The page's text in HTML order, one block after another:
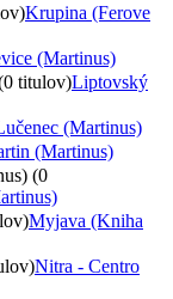
Krupina (Ferove
(Martinus)
titulov)Liptovský
(Martinus)
(Martinus)
(0
Myjava (Kniha
Nitra - Centro